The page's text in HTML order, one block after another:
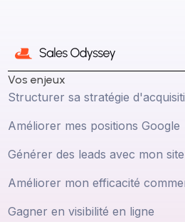
Vos enjeux
Structurer sa stratégie
Améliorer mes positions Google
Générer des leads avec mon site
Améliorer mon efficacité
Gagner en visibilité en ligne